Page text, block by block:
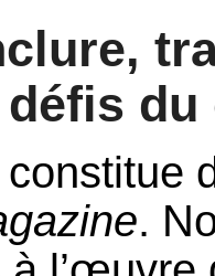
constitue
.